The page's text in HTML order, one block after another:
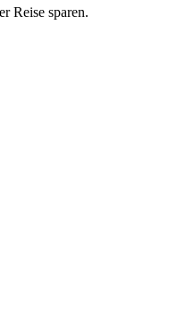
Reise sparen.